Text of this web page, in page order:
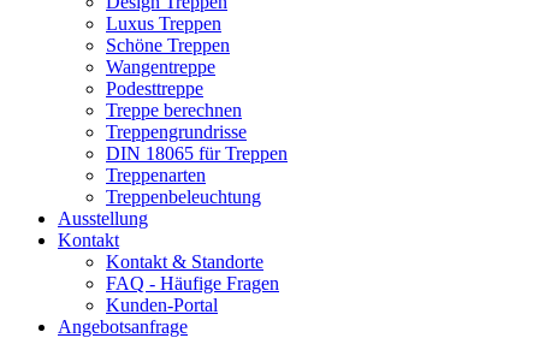
Luxus Treppen
Schöne Treppen
Wangentreppe
Podesttreppe
Treppe berechnen
Treppengrundrisse
DIN 18065 für Treppen
Treppenarten
Treppenbeleuchtung
Ausstellung
Kontakt
Kontakt & Standorte
FAQ - Häufige Fragen
Kunden-Portal
Angebotsanfrage